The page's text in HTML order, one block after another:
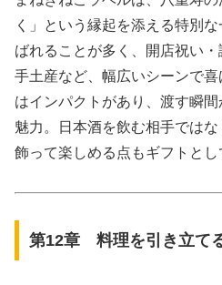
く」という縁起を添える特別
ばれることが多く、開店祝い
手土産など、幅広いシーンで
はインパクトがあり、渡す瞬
魅力。日本酒を飲む相手ではな
飾って楽しめる点もギフトとし
第12章 料理を引き立て